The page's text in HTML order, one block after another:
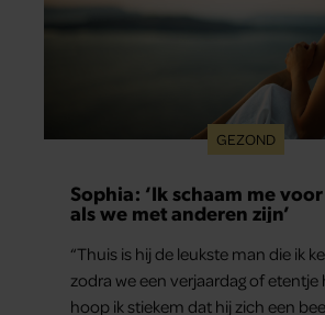
GEZOND
Sophia: ‘Ik schaam me
als we met anderen zijn’
“Thuis is hij de leukste man die ik
zodra we een verjaardag of etentje
hoop ik stiekem dat hij zich een